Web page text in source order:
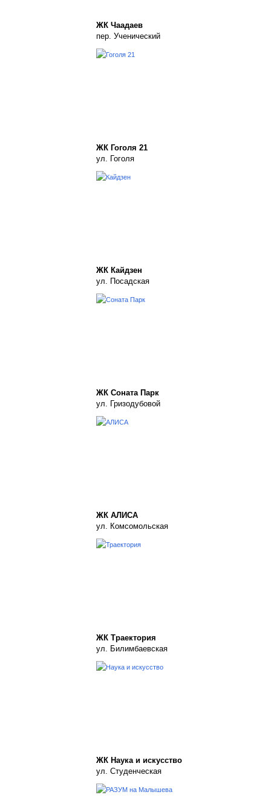
ЖК Чаадаев
пер. Ученический
ЖК Гоголя 21
ул. Гоголя
ЖК Кайдзен
ул. Посадская
ЖК Соната Парк
ул. Гризодубовой
ЖК АЛИСА
ул. Комсомольская
ЖК Траектория
ул. Билимбаевская
ЖК Наука и искусство
ул. Студенческая